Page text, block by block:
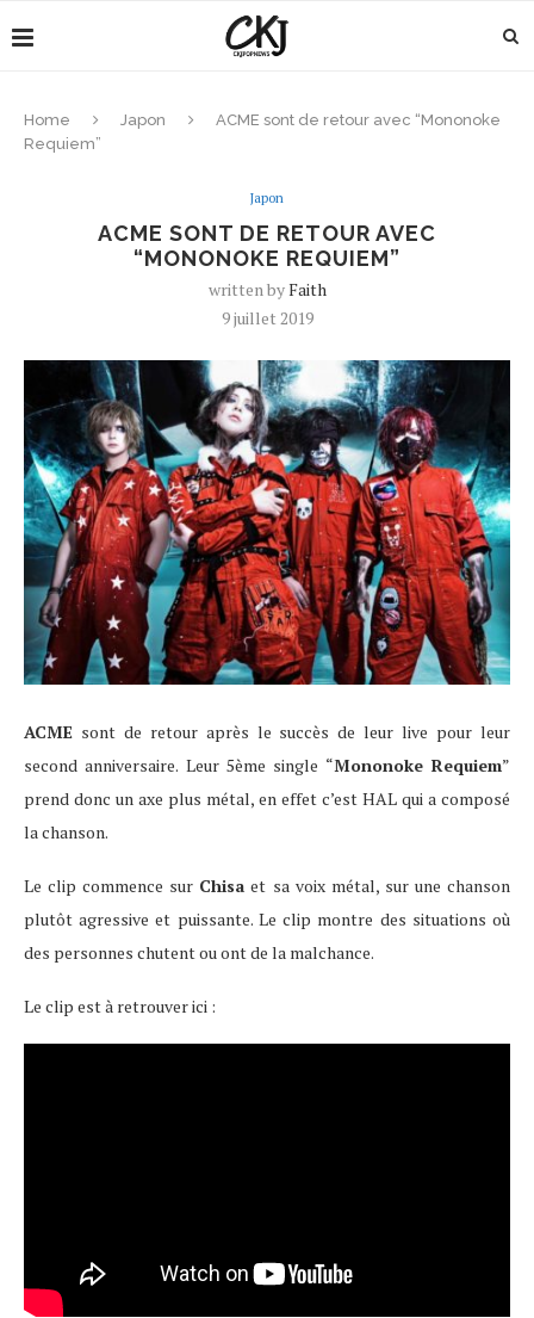
Home Japon
ACME sont de retour avec “Mononoke
Requiem”
Japon
ACME SONT DE RETOUR AVEC
“MONONOKE REQUIEM”
written byFaith
9 juillet 2019
ACME sont de retour après le succès de leur live pour leur
second anniversaire. Leur 5ème single “Mononoke Requiem”
prend donc un axe plus métal, en effet c’est HAL qui a composé
la chanson.
Le clip commence sur Chisa et sa voix métal, sur une chanson
plutôt agressive et puissante. Le clip montre des situations où
des personnes chutent ou ont de la malchance.
Le clip est à retrouver ici :